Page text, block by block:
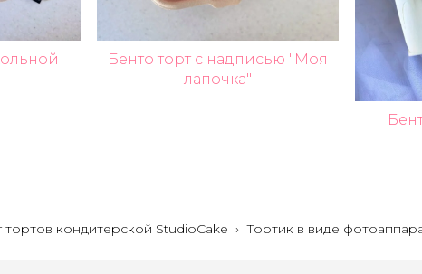
Бенто торт с надписью "Моя
лапочка"
тортов кондитерской StudioCake › Тортик в виде